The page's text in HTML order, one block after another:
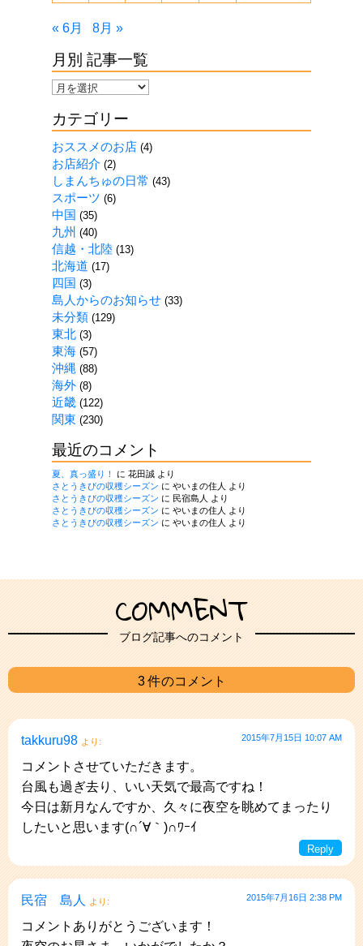
« 6月 8月 »
月別 記事一覧
月
記
事
一
覧
カテゴリー
おススメのお店(4)
お店紹介 (2)
しまんちゅの日常 (43)
スポーツ (6)
中国 (35)
九州 (40)
信越・北陸(13)
北海道 (17)
四国 (3)
島人からのお知らせ(33)
未分類(129)
東北(3)
東海(57)
沖縄 (88)
海外(8)
近畿(122)
関東 (230)
最近のコメント
夏、真っ盛り！ に 花田誠より
さとうきびの収穫シーズン に やいまの住人
より
さとうきびの収穫シーズン に 民宿島人
より
さとうきびの収穫シーズン に やいまの住人
より
さとうきびの収穫シーズン に やいまの住人 より
COMMENT
ブログ記事へのコメント
3 件のコメント
takkuru98 より: 2015年7月15日 10:07 AM
コメントさせていただきます。
台風も過ぎ去り、いい天気で最高ですね！
今日は新月なんですか、久々に夜空を眺めてまったり
したいと思います(∩´∀｀)∩ﾜｰｲ
Reply
民宿 島人 より: 2015年7月16日 2:38 PM
コメントありがとうございます！